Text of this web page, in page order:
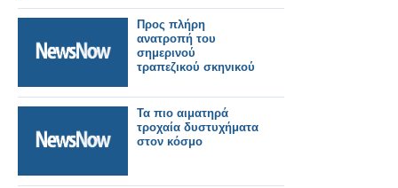
Προς πλήρη
ανατροπή του
σημερινού
τραπεζικού σκηνικού
Τα πιο αιματηρά
τροχαία δυστυχήματα
στον κόσμο